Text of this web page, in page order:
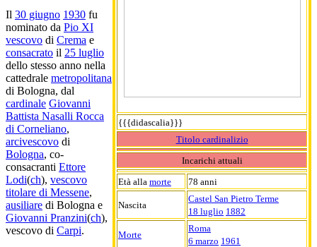
{{{didascalia}}}
Titolo cardinalizio
Incarichi attuali
Età alla morte 78 anni
Nascita
Castel San Pietro Terme
18 luglio 1882
Morte
Roma
6 marzo 1961
Il 30 giugno 1930 fu
nominato da Pio XI
vescovo di Crema e
consacrato il 25 luglio
dello stesso anno nella
cattedrale metropolitana
di Bologna, dal
cardinale Giovanni
Battista Nasalli Rocca
di Corneliano,
arcivescovo di
Bologna, co-
consacranti Ettore
Lodi(ch), vescovo
titolare di Messene,
ausiliare di Bologna e
Giovanni Pranzini(ch),
vescovo di Carpi.